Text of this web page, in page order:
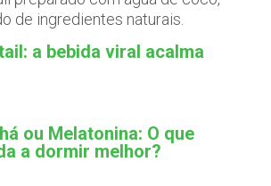
a bebida viral acalma
ou Melatonina: O que
a dormir melhor?